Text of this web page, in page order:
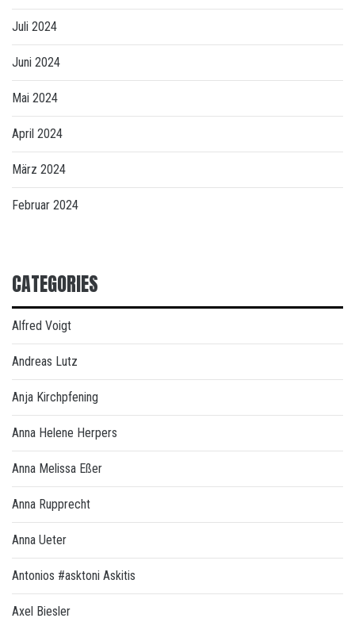
Juli 2024
Juni 2024
Mai 2024
April 2024
März 2024
Februar 2024
CATEGORIES
Alfred Voigt
Andreas Lutz
Anja Kirchpfening
Anna Helene Herpers
Anna Melissa Eßer
Anna Rupprecht
Anna Ueter
Antonios #asktoni Askitis
Axel Biesler